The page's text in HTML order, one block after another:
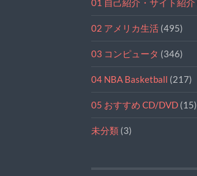
02 アメリカ生活(495)
03 コンピュータ (346)
04 NBA Basketball (217)
05 おすすめ CD/DVD(15)
未分類(3)